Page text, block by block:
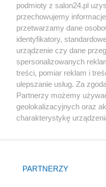
Społeczeństwo
Kultura
X Facebook
podmioty z salon24.pl
przechowujemy
przetwarzamy dane
identyfikatory,
urządzenie czy dane
spersonalizowanych
treści, pomiar reklam i
ulepszanie usług. Za
Partnerzy możemy
geolokalizacyjnych oraz
charakterystykę
zmienić/wycofać klikając
znajdujący się w lewym
PARTNERZY